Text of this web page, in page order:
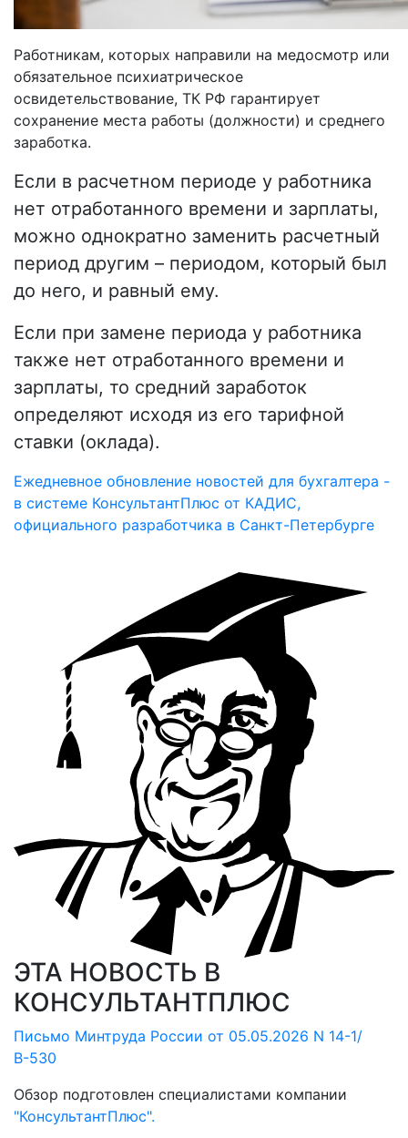
Работникам, которых направили на медосмотр или
обязательное психиатрическое
освидетельствование, ТК РФ гарантирует
сохранение места работы (должности) и среднего
заработка.
Если в расчетном периоде у работника
нет отработанного времени и зарплаты,
можно однократно заменить расчетный
период другим – периодом, который был
до него, и равный ему.
Если при замене периода у работника
также нет отработанного времени и
зарплаты, то средний заработок
определяют исходя из его тарифной
ставки (оклада).
Ежедневное обновление новостей для бухгалтера -
в системе КонсультантПлюс от КАДИС,
официального разработчика в Санкт-Петербурге
ЭТА НОВОСТЬ В
КОНСУЛЬТАНТПЛЮС
Письмо Минтруда России от 05.05.2026 N 14-1/
В-530
Обзор подготовлен специалистами компании
"КонсультантПлюс".